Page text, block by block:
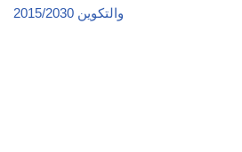
والتكوين 2015/2030